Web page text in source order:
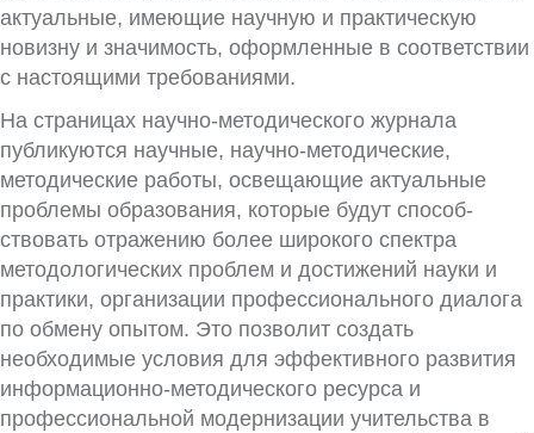
актуальные, имеющие научную и прак­тическую
новизну и значимость, оформленные в соответствии
с настоящими требованиями.
На страницах научно-методического журнала
публикуются научные, научно-методические,
методические работы, освещающие актуальные
проблемы образования, которые будут способ­
ствовать отражению более широкого спектра
методологических проблем и достижений науки и
практики, организации профессиональ­ного диалога
по обмену опытом. Это позволит создать
необходимые условия для эффективного развития
информационно-методического ресурса и
профессиональной модернизации учитель­ства в